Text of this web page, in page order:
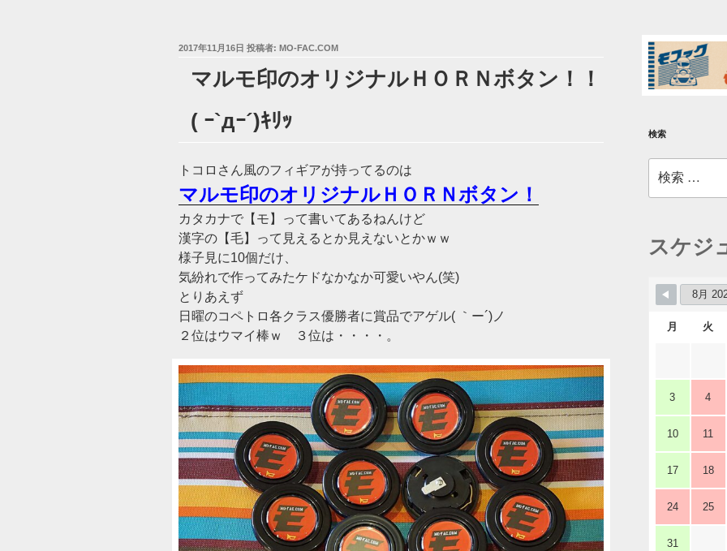
投
2017年11月16日 投稿者: MO-FAC.COM
マルモ印のオリジナルＨＯＲＮボタン！！
( ｰ`дｰ´)ｷﾘｯ
トコロさん風のフィギアが持ってるのは
マルモ印のオリジナルＨＯＲＮボタン！
カタカナで【モ】って書いてあるねんけど
漢字の【毛】って見えるとか見えないとかｗｗ
様子見に10個だけ、
気紛れで作ってみたケドなかなか可愛いやん(笑)
とりあえず
日曜のコペトロ各クラス優勝者に賞品でアゲル( ｀ー´)ノ
２位はウマイ棒ｗ ３位は・・・・。
検索
索:
スケジ
月 火
3 4
10 11
17 18
24 25
31